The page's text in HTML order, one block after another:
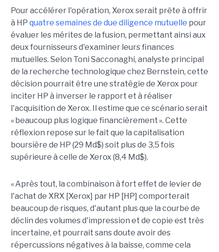
Pour accélérer l'opération, Xerox serait prête à offrir
à HP quatre semaines de due diligence mutuelle pour
évaluer les mérites de la fusion, permettant ainsi aux
deux fournisseurs d'examiner leurs finances
mutuelles. Selon Toni Sacconaghi, analyste principal
de la recherche technologique chez Bernstein, cette
décision pourrait être une stratégie de Xerox pour
inciter HP à inverser le rapport et à réaliser
l'acquisition de Xerox. Il estime que ce scénario serait
« beaucoup plus logique financièrement ». Cette
réflexion repose sur le fait que la capitalisation
boursière de HP (29 Md$) soit plus de 3,5 fois
supérieure à celle de Xerox (8,4 Md$).
« Après tout, la combinaison à fort effet de levier de
l'achat de XRX [Xerox] par HP [HP] comporterait
beaucoup de risques, d'autant plus que la courbe de
déclin des volumes d'impression et de copie est très
incertaine, et pourrait sans doute avoir des
répercussions négatives à la baisse, comme cela